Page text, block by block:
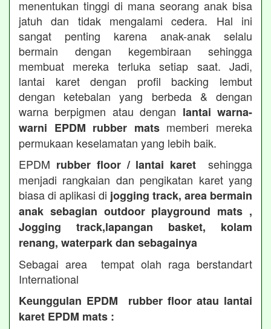
menentukan tinggi di mana seorang anak bisa
jatuh dan tidak mengalami cedera. Hal ini
sangat penting karena anak-anak selalu
bermain dengan kegembiraan sehingga
membuat mereka terluka setiap saat. Jadi,
lantai karet dengan profil backing lembut
dengan ketebalan yang berbeda & dengan
warna berpigmen atau dengan lantai warna-
warni EPDM rubber matsmemberi mereka
permukaan keselamatan yang lebih baik.
EPDM rubber floor / lantai karet sehingga
menjadi rangkaian dan pengikatan karet yang
biasa di aplikasi di jogging track, area bermain
anak sebagian outdoor playground mats ,
Jogging track,lapangan basket, kolam
renang, waterpark dan sebagainya
Sebagai area tempat olah raga berstandart
International
Keunggulan EPDM rubber floor atau lantai
karet EPDM mats :